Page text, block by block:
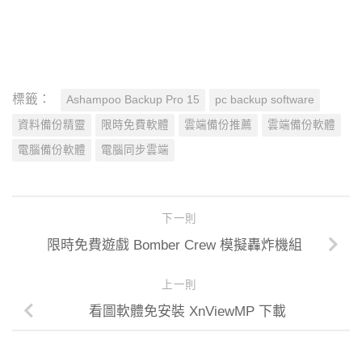
標籤： Ashampoo Backup Pro 15 pc backup software
資料備份精靈 限時免費軟體 雲端備份推薦 雲端備份軟體
電腦備份軟體 電腦同步雲端
下一則
限時免費遊戲 Bomber Crew 模擬轟炸機組
上一則
看圖軟體免安裝 XnViewMP 下載